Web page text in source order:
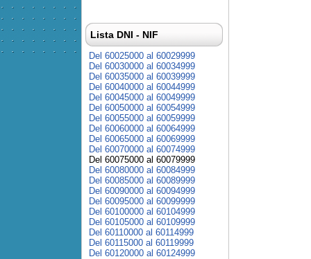
Lista DNI - NIF
Del 60025000 al 60029999
Del 60030000 al 60034999
Del 60035000 al 60039999
Del 60040000 al 60044999
Del 60045000 al 60049999
Del 60050000 al 60054999
Del 60055000 al 60059999
Del 60060000 al 60064999
Del 60065000 al 60069999
Del 60070000 al 60074999
Del 60075000 al 60079999
Del 60080000 al 60084999
Del 60085000 al 60089999
Del 60090000 al 60094999
Del 60095000 al 60099999
Del 60100000 al 60104999
Del 60105000 al 60109999
Del 60110000 al 60114999
Del 60115000 al 60119999
Del 60120000 al 60124999